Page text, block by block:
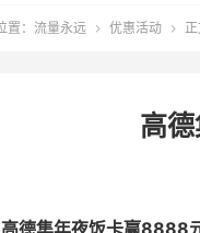
置： 流量永远  优惠活动 
高
高德集年夜饭卡赢8888